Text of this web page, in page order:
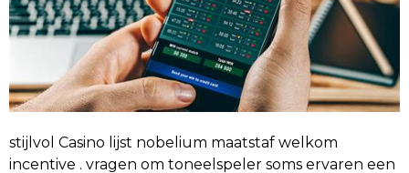
stijlvol Casino lijst nobelium maatstaf welkom
incentive . vragen om toneelspeler soms ervaren een